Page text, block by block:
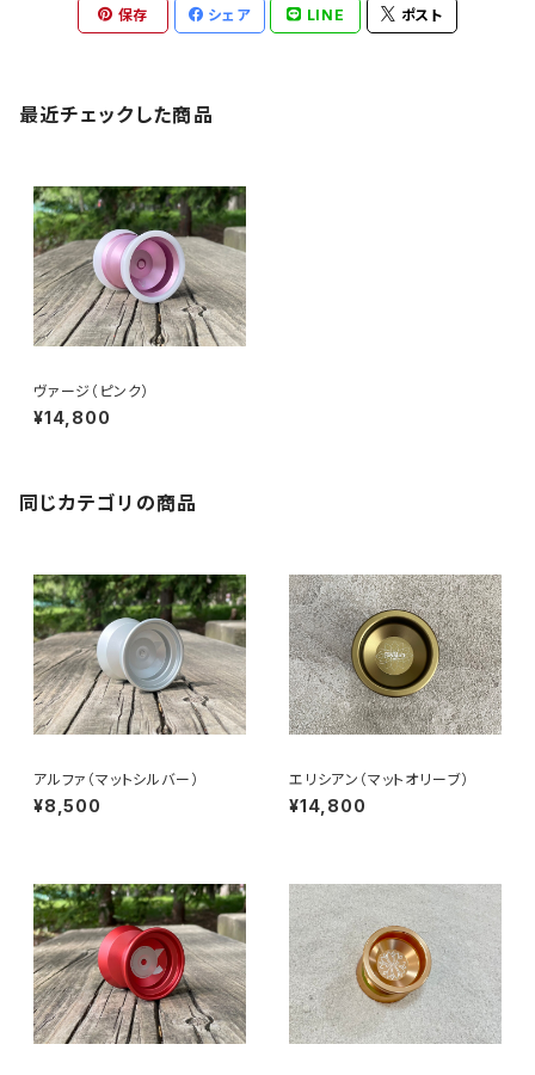
保存 シェア LINE ポスト
最近チェックした商品
ヴァージ（ピンク）
¥14,800
同じカテゴリの商品
アルファ（マットシルバー）
¥8,500
エリシアン（マットオリーブ）
¥14,800